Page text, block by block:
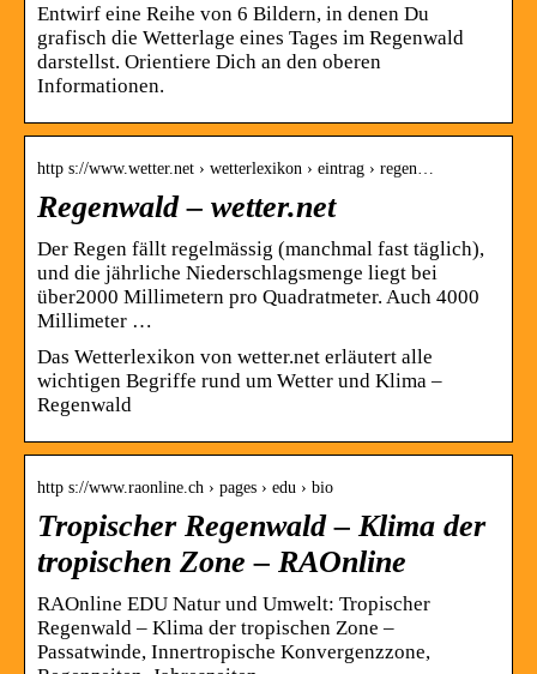
Entwirf eine Reihe von 6 Bildern, in denen Du
grafisch die Wetterlage eines Tages im Regenwald
darstellst. Orientiere Dich an den oberen
Informationen.
http s://www.wetter.net › wetterlexikon › eintrag › regen…
Regenwald – wetter.net
Der Regen fällt regelmässig (manchmal fast täglich),
und die jährliche Niederschlagsmenge liegt bei
über2000 Millimetern pro Quadratmeter. Auch 4000
Millimeter …
Das Wetterlexikon von wetter.net erläutert alle
wichtigen Begriffe rund um Wetter und Klima –
Regenwald
http s://www.raonline.ch › pages › edu › bio
Tropischer Regenwald – Klima der
tropischen Zone – RAOnline
RAOnline EDU Natur und Umwelt: Tropischer
Regenwald – Klima der tropischen Zone –
Passatwinde, Innertropische Konvergenzzone,